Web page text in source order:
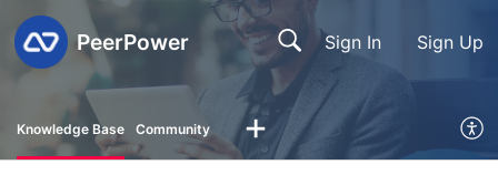
PeerPower Sign In Sign Up
Knowledge Base Community